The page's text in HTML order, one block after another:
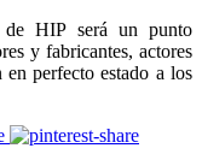
HIP será un punto
y fabricantes, actores
en perfecto estado a los